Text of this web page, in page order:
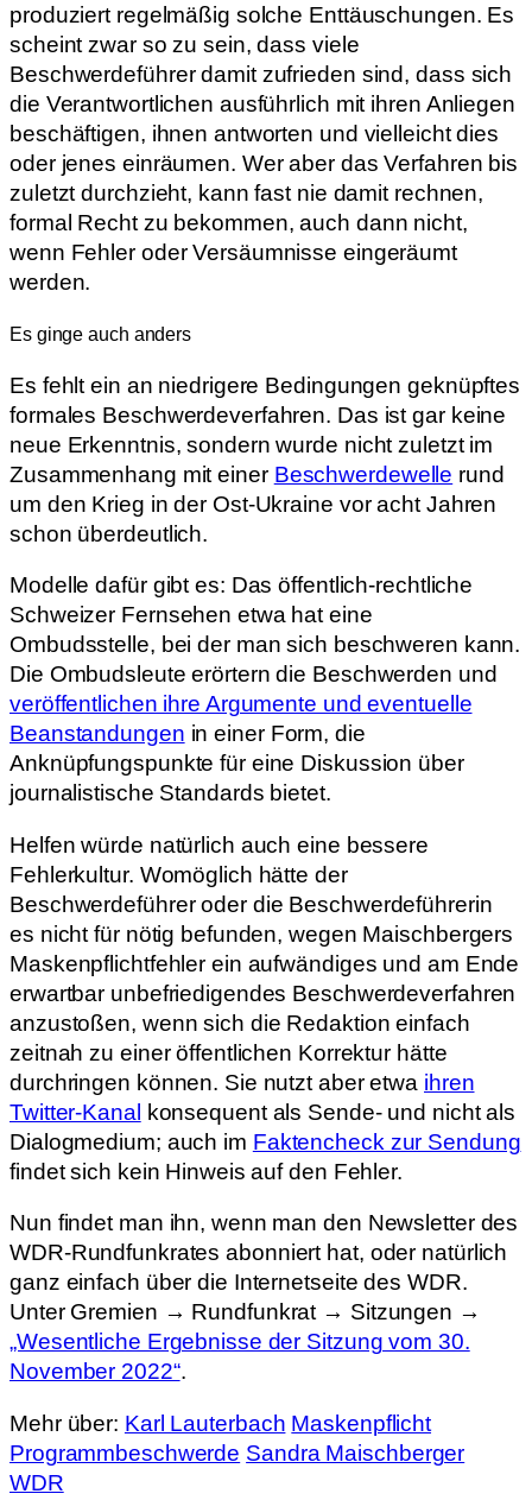
produziert regelmäßig solche Enttäuschungen. Es
scheint zwar so zu sein, dass viele
Beschwerdeführer damit zufrieden sind, dass sich
die Verantwortlichen ausführlich mit ihren Anliegen
beschäftigen, ihnen antworten und vielleicht dies
oder jenes einräumen. Wer aber das Verfahren bis
zuletzt durchzieht, kann fast nie damit rechnen,
formal Recht zu bekommen, auch dann nicht,
wenn Fehler oder Versäumnisse eingeräumt
werden.
Es ginge auch anders
Es fehlt ein an niedrigere Bedingungen geknüpftes
formales Beschwerdeverfahren. Das ist gar keine
neue Erkenntnis, sondern wurde nicht zuletzt im
Zusammenhang mit einer Beschwerdewelle rund
um den Krieg in der Ost-Ukraine vor acht Jahren
schon überdeutlich.
Modelle dafür gibt es: Das öffentlich-rechtliche
Schweizer Fernsehen etwa hat eine
Ombudsstelle, bei der man sich beschweren kann.
Die Ombudsleute erörtern die Beschwerden und
veröffentlichen ihre Argumente und eventuelle
Beanstandungen in einer Form, die
Anknüpfungspunkte für eine Diskussion über
journalistische Standards bietet.
Helfen würde natürlich auch eine bessere
Fehlerkultur. Womöglich hätte der
Beschwerdeführer oder die Beschwerdeführerin
es nicht für nötig befunden, wegen Maischbergers
Maskenpflichtfehler ein aufwändiges und am Ende
erwartbar unbefriedigendes Beschwerdeverfahren
anzustoßen, wenn sich die Redaktion einfach
zeitnah zu einer öffentlichen Korrektur hätte
durchringen können. Sie nutzt aber etwa ihren
Twitter-Kanal konsequent als Sende- und nicht als
Dialogmedium; auch im Faktencheck zur Sendung
findet sich kein Hinweis auf den Fehler.
Nun findet man ihn, wenn man den Newsletter des
WDR-Rundfunkrates abonniert hat, oder natürlich
ganz einfach über die Internetseite des WDR.
Unter Gremien → Rundfunkrat → Sitzungen →
„Wesentliche Ergebnisse der Sitzung vom 30.
November 2022“.
Mehr über: Karl Lauterbach Maskenpflicht
Programmbeschwerde Sandra Maischberger
WDR